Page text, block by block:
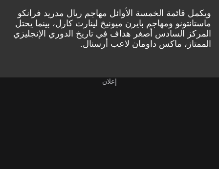
ويكمل قائمة الخمسة الأوائل مهاجم ريال مدريد فرانكو
ماستانتونو ومهاجم بايرن ميونيخ لينارت كارل، بينما يحتل
المركز السادس أصغر هداف في تاريخ الدوري الإنجليزي
الممتاز، ماكس داومان لاعب أرسنال.